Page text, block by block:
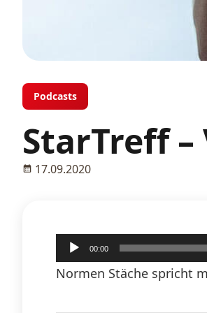
Podcasts
StarTreff
17.09.2020
Audio-
Player
00:00
Normen Stäche spricht